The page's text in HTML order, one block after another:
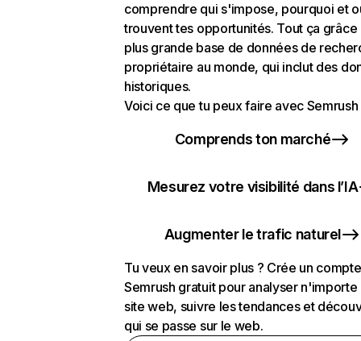
comprendre qui s'impose, pourquoi et
trouvent tes opportunités. Tout ça grâce
plus grande base de données de
propriétaire au monde, qui inclut des
historiques.
Voici ce que tu peux faire avec Semrush
Comprends ton marché
Mesurez votre visibilité dans l’IA
Augmenter le trafic naturel
Tu veux en savoir plus ? Crée un compte
Semrush gratuit pour analyser n'importe
site web, suivre les tendances et
qui se passe sur le web.